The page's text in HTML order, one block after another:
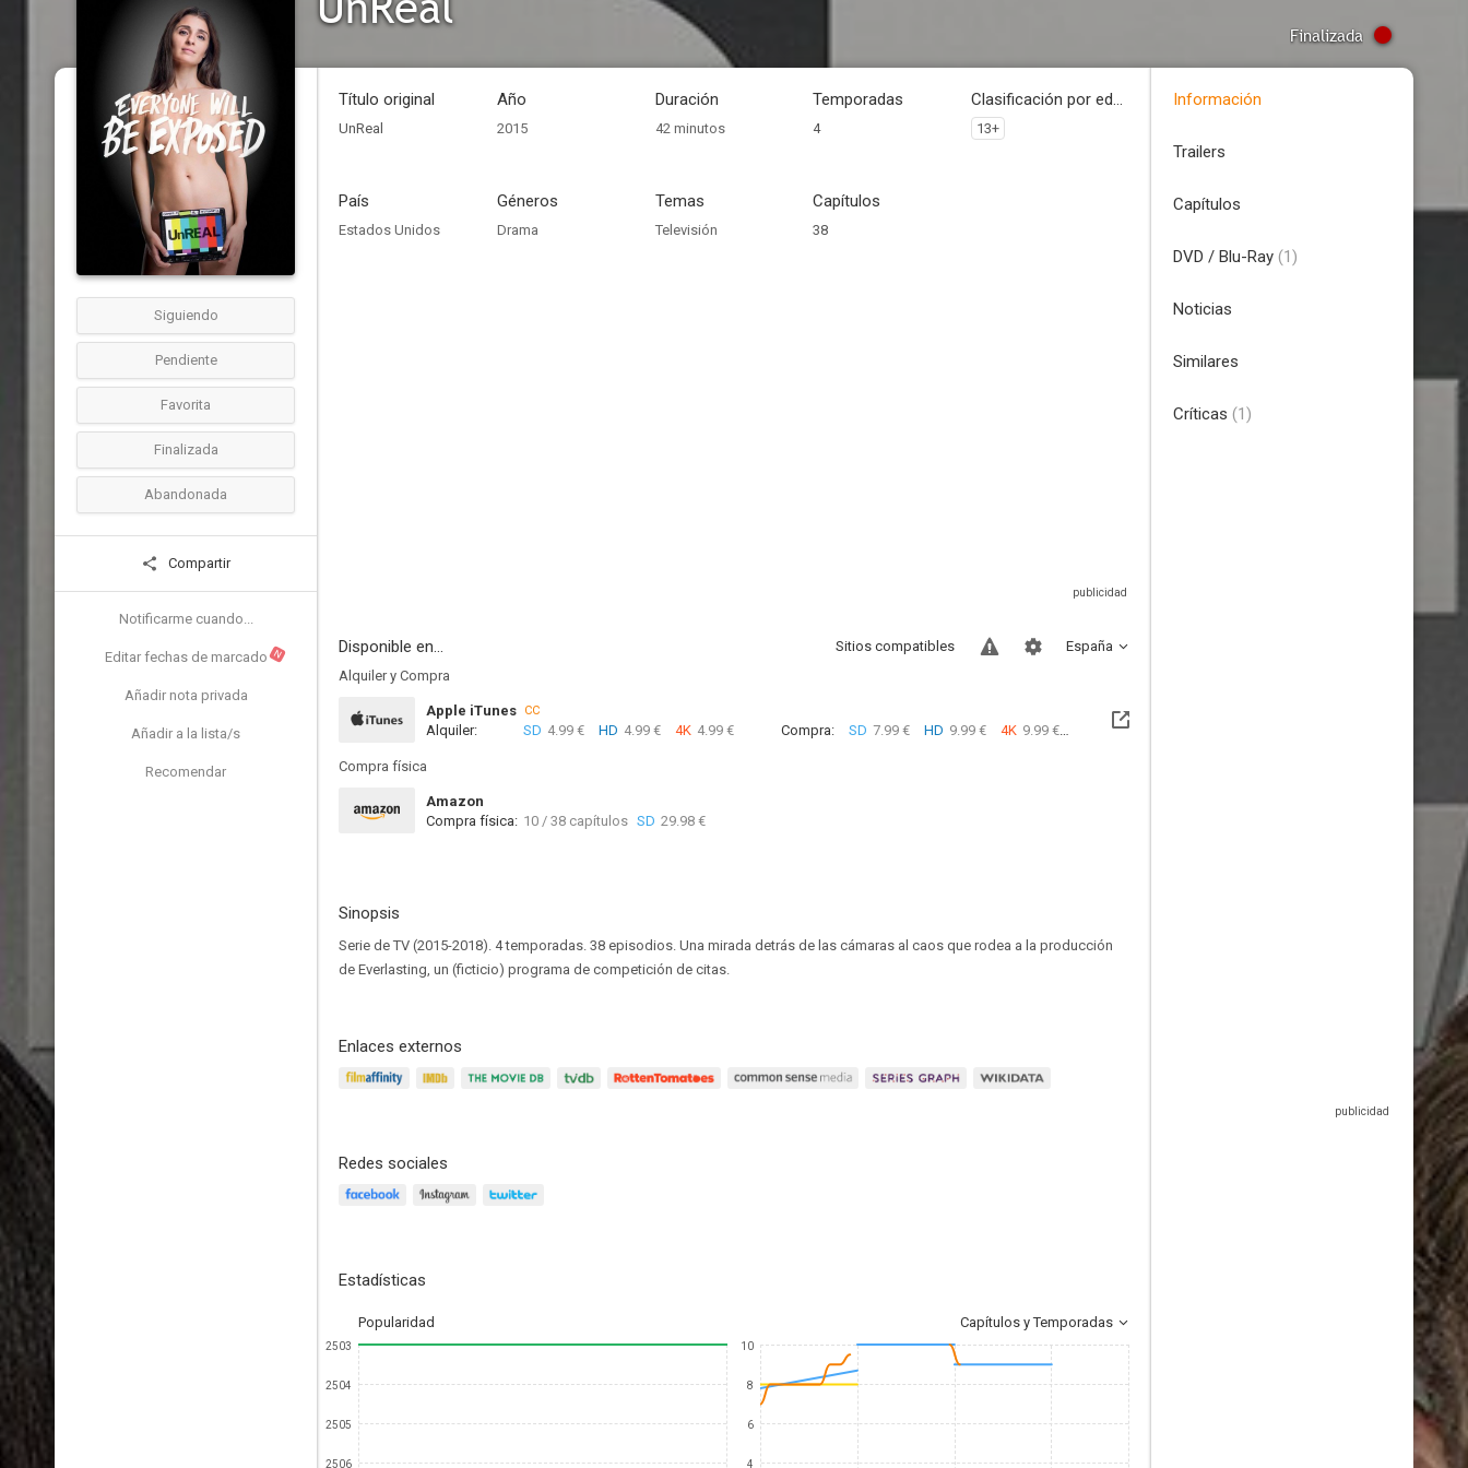
Finalizada
Siguiendo
Pendiente
Favorita
Finalizada
Abandonada
Compartir
Notificarme cuando...
Editar fechas de marcado N
Añadir nota privada
Añadir a la lista/s
Recomendar
Título original
UnReal
Año
2015
Duración
42 minutos
Temporadas
4
Clasificación por edades
13+
País
Estados Unidos
Géneros
Drama
Temas
Televisión
Capítulos
38
Disponible en... España
Sitios compatibles
Alquiler y Compra
Apple iTunes CC
Alquiler: SD 4.99 € HD 4.99 € 4K 4.99 € Compra: SD 7.99 € HD 9.99 € 4K 9.99 €
Compra física
Amazon
Compra física: 10 / 38 capítulos SD 29.98 €
Sinopsis
Serie de TV (2015-2018). 4 temporadas. 38 episodios. Una mirada detrás de las cámaras al caos que rodea a la producción
de Everlasting, un (ficticio) programa de competición de citas.
Enlaces externos
Redes sociales
Estadísticas
Popularidad Capítulos y Temporadas
2503
2504
2505
2506
10
8
6
4
Información
Trailers
Capítulos
DVD / Blu-Ray (1)
Noticias
Similares
Críticas (1)